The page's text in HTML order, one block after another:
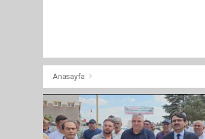
Anasayfa